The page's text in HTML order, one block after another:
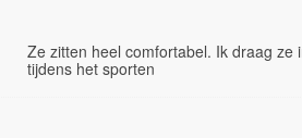
Ze zitten heel comfortabel. Ik draag ze
tijdens het sporten